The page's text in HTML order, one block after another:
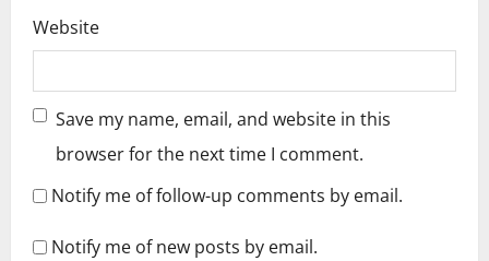
Website
Save my name, email, and website in this
browser for the next time I comment.
Notify me of follow-up comments by email.
Notify me of new posts by email.